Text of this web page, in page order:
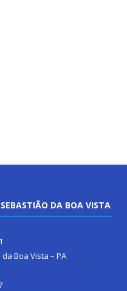
DA BOA VISTA
Boa Vista – PA